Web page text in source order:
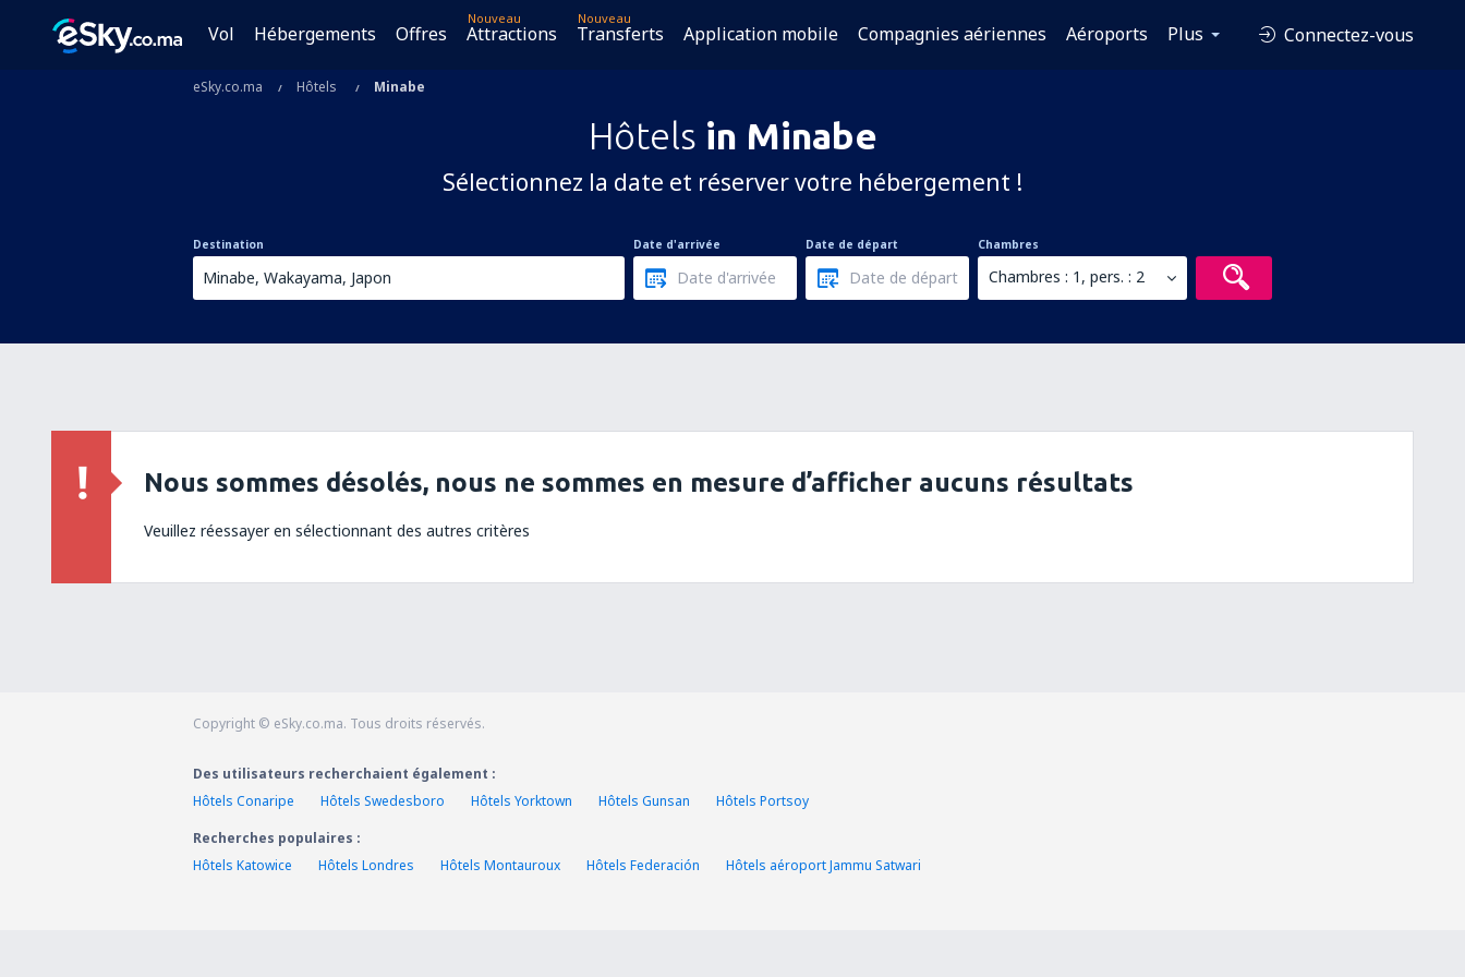
Vol Hébergements Offres
Nouveau
Attractions
Nouveau
Transferts Application mobile Compagnies aériennes Aéroports Plus Connectez-vous
eSky.co.ma Hôtels Minabe
Hôtels in Minabe
Sélectionnez la date et réserver votre hébergement !
Destination Date d'arrivée Date de départ Chambres
Chambres : 1, pers. : 2
Nous sommes désolés, nous ne sommes en mesure d’afficher aucuns résultats
Veuillez réessayer en sélectionnant des autres critères
Copyright © eSky.co.ma. Tous droits réservés.
Des utilisateurs recherchaient également :
Hôtels Conaripe
Hôtels Swedesboro Hôtels Yorktown Hôtels Gunsan
Hôtels Portsoy
Recherches populaires :
Hôtels Katowice
Hôtels Londres Hôtels Montauroux Hôtels Federación Hôtels aéroport Jammu Satwari